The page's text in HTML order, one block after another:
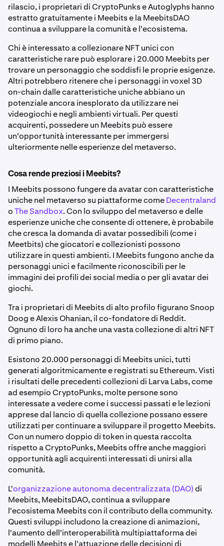
rilascio, i proprietari di CryptoPunks e Autoglyphs hanno
estratto gratuitamente i Meebits e la MeebitsDAO
continua a sviluppare la comunità e l'ecosistema.
Chi è interessato a collezionare NFT unici con
caratteristiche rare può esplorare i 20.000 Meebits per
trovare un personaggio che soddisfi le proprie esigenze.
Altri potrebbero ritenere che i personaggi in voxel 3D
on-chain dalle caratteristiche uniche abbiano un
potenziale ancora inesplorato da utilizzare nei
videogiochi e negli ambienti virtuali. Per questi
acquirenti, possedere un Meebits può essere
un'opportunità interessante per immergersi
ulteriormente nelle esperienze del metaverso.
Cosa rende preziosi i Meebits?
I Meebits possono fungere da avatar con caratteristiche
uniche nel metaverso su piattaforme comeDecentraland
oThe Sandbox. Con lo sviluppo del metaverso e delle
esperienze uniche che consente di ottenere, è probabile
che cresca la domanda di avatar possedibili (come i
Meetbits) che giocatori e collezionisti possono
utilizzare in questi ambienti. I Meebits fungono anche da
personaggi unici e facilmente riconoscibili per le
immagini dei profili dei social media o per gli avatar dei
giochi.
Tra i proprietari di Meebits di alto profilo figurano Snoop
Doog e Alexis Ohanian, il co-fondatore di Reddit.
Ognuno di loro ha anche una vasta collezione di altri NFT
di primo piano.
Esistono 20.000 personaggi di Meebits unici, tutti
generati algoritmicamente e registrati su Ethereum. Visti
i risultati delle precedenti collezioni di Larva Labs, come
ad esempio CryptoPunks, molte persone sono
interessate a vedere come i successi passati e le lezioni
apprese dal lancio di quella collezione possano essere
utilizzati per continuare a sviluppare il progetto Meebits.
Con un numero doppio di token in questa raccolta
rispetto a CryptoPunks, Meebits offre anche maggiori
opportunità agli acquirenti interessati di unirsi alla
comunità.
L'organizzazione autonoma decentralizzata (DAO)di
Meebits, MeebitsDAO, continua a sviluppare
l'ecosistema Meebits con il contributo della community.
Questi sviluppi includono la creazione di animazioni,
l'aumento dell'interoperabilità multipiattaforma dei
modelli Meebits e l'attuazione delle decisioni di